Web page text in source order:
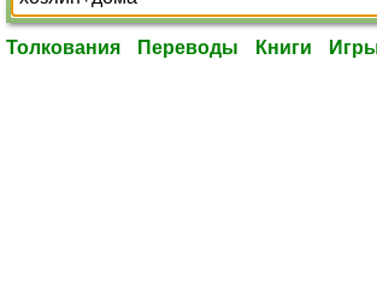
Толкования Переводы Книги